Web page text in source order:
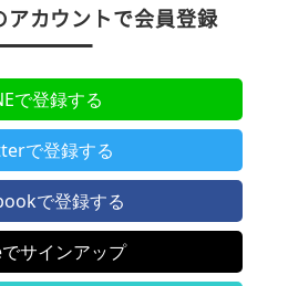
アカウントで会員登録
で登録する
で登録する
で登録する
サインアップ